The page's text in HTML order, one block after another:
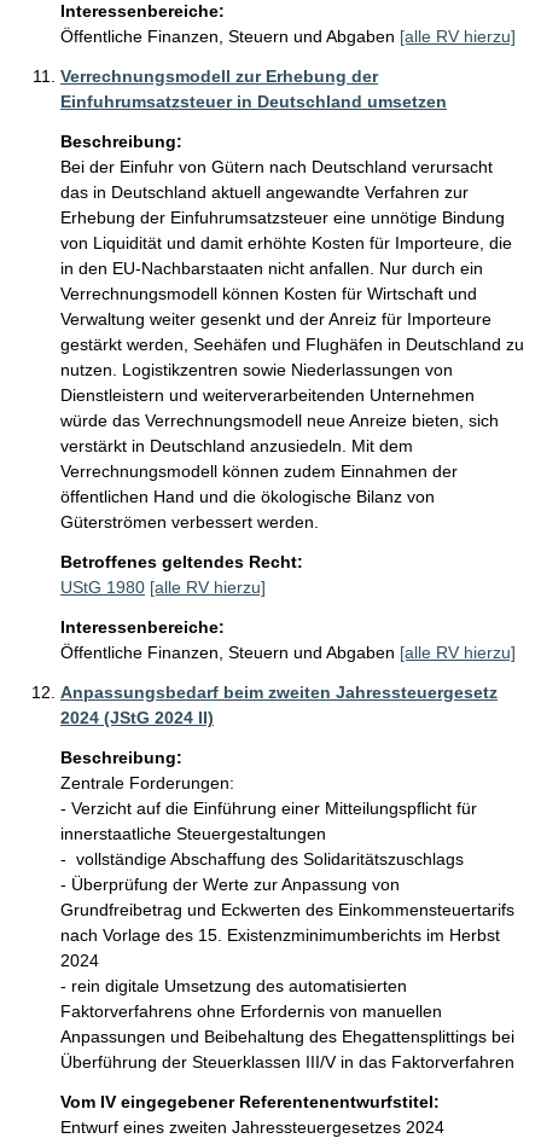
Interessenbereiche:
Öffentliche Finanzen, Steuern und Abgaben [alle RV hierzu]
Verrechnungsmodell zur Erhebung der
Einfuhrumsatzsteuer in Deutschland umsetzen
Beschreibung:
Bei der Einfuhr von Gütern nach Deutschland verursacht
das in Deutschland aktuell angewandte Verfahren zur
Erhebung der Einfuhrumsatzsteuer eine unnötige Bindung
von Liquidität und damit erhöhte Kosten für Importeure, die
in den EU-Nachbarstaaten nicht anfallen. Nur durch ein
Verrechnungsmodell können Kosten für Wirtschaft und
Verwaltung weiter gesenkt und der Anreiz für Importeure
gestärkt werden, Seehäfen und Flughäfen in Deutschland zu
nutzen. Logistikzentren sowie Niederlassungen von
Dienstleistern und weiterverarbeitenden Unternehmen
würde das Verrechnungsmodell neue Anreize bieten, sich
verstärkt in Deutschland anzusiedeln. Mit dem
Verrechnungsmodell können zudem Einnahmen der
öffentlichen Hand und die ökologische Bilanz von
Güterströmen verbessert werden.
Betroffenes geltendes Recht:
UStG 1980 [alle RV hierzu]
Interessenbereiche:
Öffentliche Finanzen, Steuern und Abgaben [alle RV hierzu]
Anpassungsbedarf beim zweiten Jahressteuergesetz
2024 (JStG 2024 II)
Beschreibung:
Zentrale Forderungen:
- Verzicht auf die Einführung einer Mitteilungspflicht für
innerstaatliche Steuergestaltungen
-  vollständige Abschaffung des Solidaritätszuschlags
- Überprüfung der Werte zur Anpassung von
Grundfreibetrag und Eckwerten des Einkommensteuertarifs
nach Vorlage des 15. Existenzminimumberichts im Herbst
2024
- rein digitale Umsetzung des automatisierten
Faktorverfahrens ohne Erfordernis von manuellen
Anpassungen und Beibehaltung des Ehegattensplittings bei
Vom IV eingegebener Referentenentwurfstitel:
Entwurf eines zweiten Jahressteuergesetzes 2024